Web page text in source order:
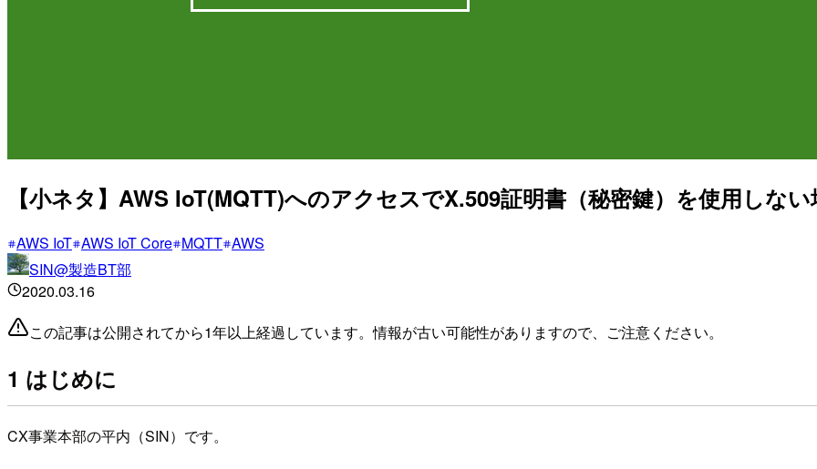
【小ネタ】AWS IoT(MQTT)へのアクセスでX.509証明書（秘密鍵）を使用しな
AWS IoT AWS IoT Core MQTT AWS
SIN@製造BT部
2020.03.16
この記事は公開されてから1年以上経過しています。情報が古い可能性がありますので、ご注意ください。
1 はじめに
CX事業本部の平内（SIN）です。